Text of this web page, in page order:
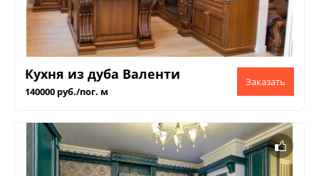
Кухня из дуба Валенти
140000 руб./пог. м